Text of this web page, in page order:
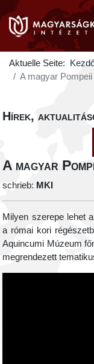
Aktuelle Seite:
A magyar Pompeii
Hírek,
A magyar
schrieb: MKI
Milyen szerepe lehet
a római kori
Aquincumi Múzeum
megrendezett